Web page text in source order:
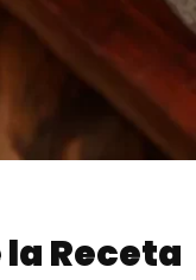
Receta